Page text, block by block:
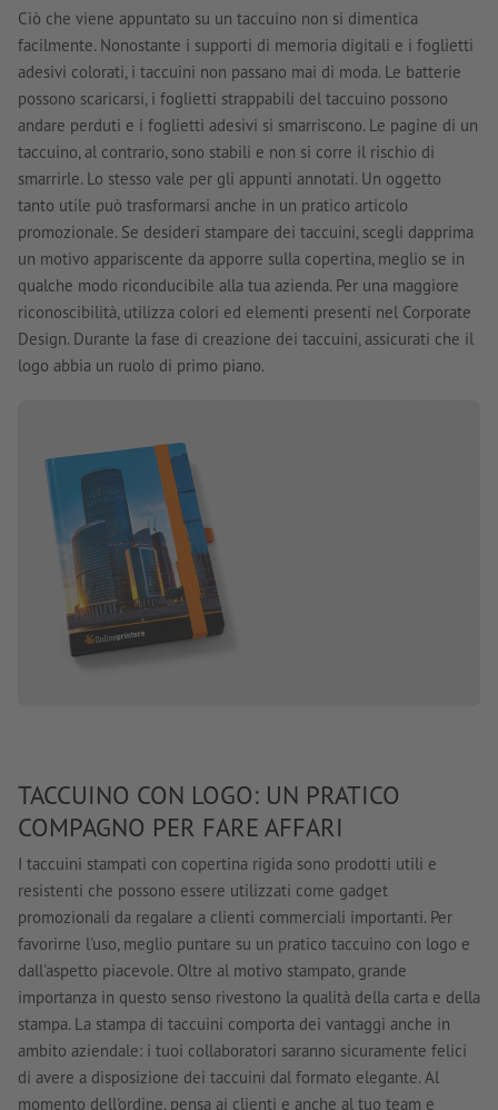
Ciò che viene appuntato su un taccuino non si dimentica
facilmente. Nonostante i supporti di memoria digitali e i foglietti
adesivi colorati, i taccuini non passano mai di moda. Le batterie
possono scaricarsi, i foglietti strappabili del taccuino possono
andare perduti e i foglietti adesivi si smarriscono. Le pagine di un
taccuino, al contrario, sono stabili e non si corre il rischio di
smarrirle. Lo stesso vale per gli appunti annotati. Un oggetto
tanto utile può trasformarsi anche in un pratico articolo
promozionale. Se desideri stampare dei taccuini, scegli dapprima
un motivo appariscente da apporre sulla copertina, meglio se in
qualche modo riconducibile alla tua azienda. Per una maggiore
riconoscibilità, utilizza colori ed elementi presenti nel Corporate
Design. Durante la fase di creazione dei taccuini, assicurati che il
logo abbia un ruolo di primo piano.
TACCUINO CON LOGO: UN PRATICO
COMPAGNO PER FARE AFFARI
I taccuini stampati con copertina rigida sono prodotti utili e
resistenti che possono essere utilizzati come gadget
promozionali da regalare a clienti commerciali importanti. Per
favorirne l'uso, meglio puntare su un pratico taccuino con logo e
dall'aspetto piacevole. Oltre al motivo stampato, grande
importanza in questo senso rivestono la qualità della carta e della
stampa. La stampa di taccuini comporta dei vantaggi anche in
ambito aziendale: i tuoi collaboratori saranno sicuramente felici
di avere a disposizione dei taccuini dal formato elegante. Al
momento dell'ordine, pensa ai clienti e anche al tuo team e